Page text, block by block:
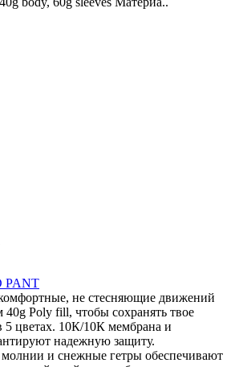
PANT
не стесняющие движений
40g Poly fill, чтобы сохранять твое
5 цветах. 10К/10К мембрана и
надежную защиту.
и снежные гетры обеспечивают